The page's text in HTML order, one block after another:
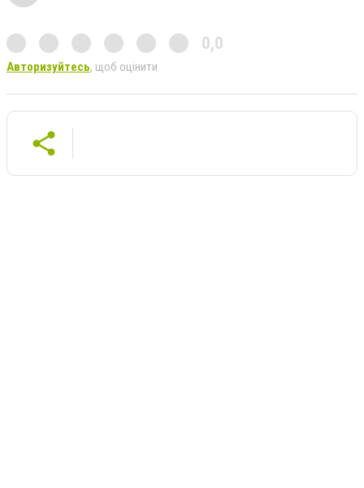
0,0
Авторизуйтесь, щоб оцінити